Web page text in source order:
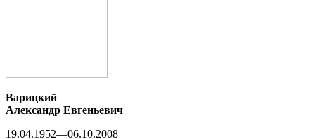
Варицкий
Александр Евгеньевич
19.04.1952—06.10.2008